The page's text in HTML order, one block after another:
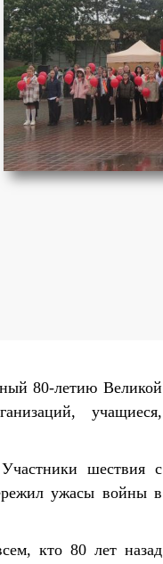
80-летию Великой
учащиеся,
шествия с
ужасы войны в
кто 80 лет назад